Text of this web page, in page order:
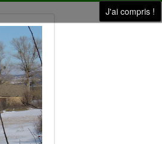
J'ai compris !